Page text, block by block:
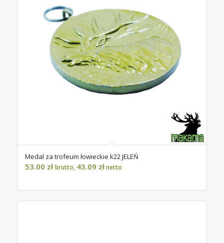
Medal za trofeum łowieckie k22 JELEŃ
53.00 zł brutto, 43.09 złnetto